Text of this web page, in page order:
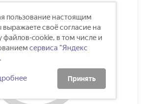
пользование настоящим
своё согласие на
файлов-cookie, в том числе и
сервиса "Яндекс
.
Принять